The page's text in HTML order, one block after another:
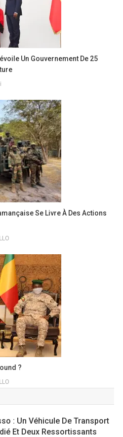
Un Gouvernement De 25
Se Livre À Des Actions
?
: Un Véhicule De Transport
Et Deux Ressortissants